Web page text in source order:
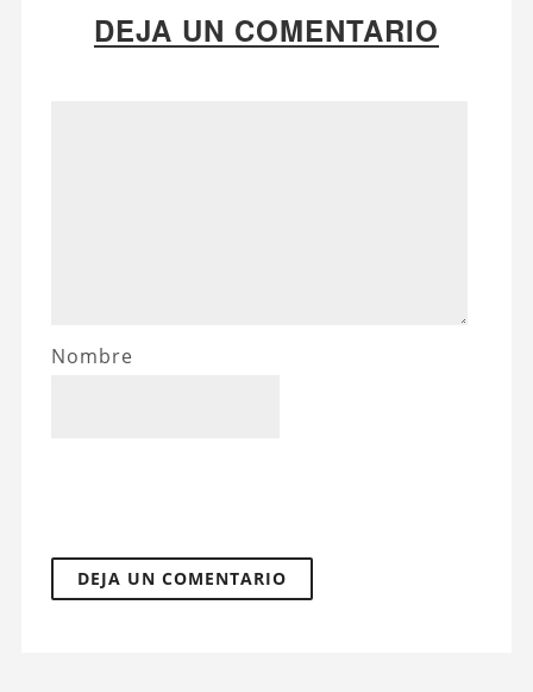
DEJA UN COMENTARIO
Nombre